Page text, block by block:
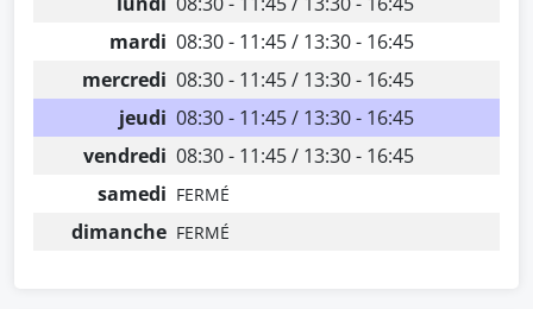
mardi 08:30 - 11:45 / 13:30 - 16:45
mercredi 08:30 - 11:45 / 13:30 - 16:45
jeudi 08:30 - 11:45 / 13:30 - 16:45
vendredi 08:30 - 11:45 / 13:30 - 16:45
samedi FERMÉ
dimanche FERMÉ